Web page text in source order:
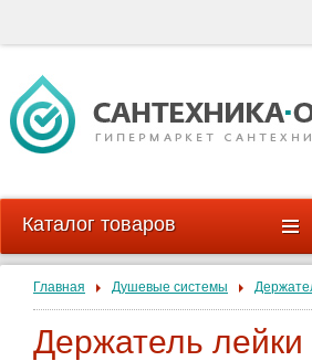
Каталог товаров
Главная Душевые системы
Держатель